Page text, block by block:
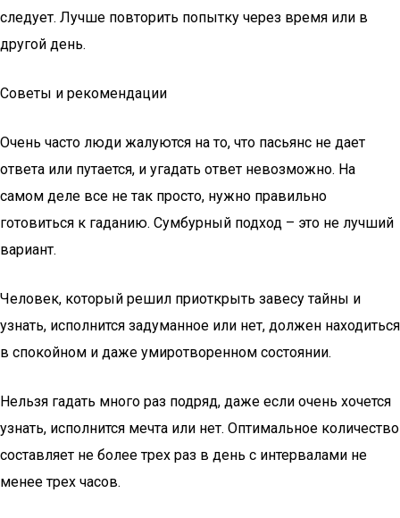
следует. Лучше повторить попытку через время или в
другой день.
Советы и рекомендации
Очень часто люди жалуются на то, что пасьянс не дает
ответа или путается, и угадать ответ невозможно. На
самом деле все не так просто, нужно правильно
готовиться к гаданию. Сумбурный подход – это не лучший
вариант.
Человек, который решил приоткрыть завесу тайны и
узнать, исполнится задуманное или нет, должен находиться
в спокойном и даже умиротворенном состоянии.
Нельзя гадать много раз подряд, даже если очень хочется
узнать, исполнится мечта или нет. Оптимальное количество
составляет не более трех раз в день с интервалами не
менее трех часов.